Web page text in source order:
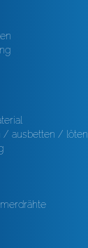
/ ausbetten / löten